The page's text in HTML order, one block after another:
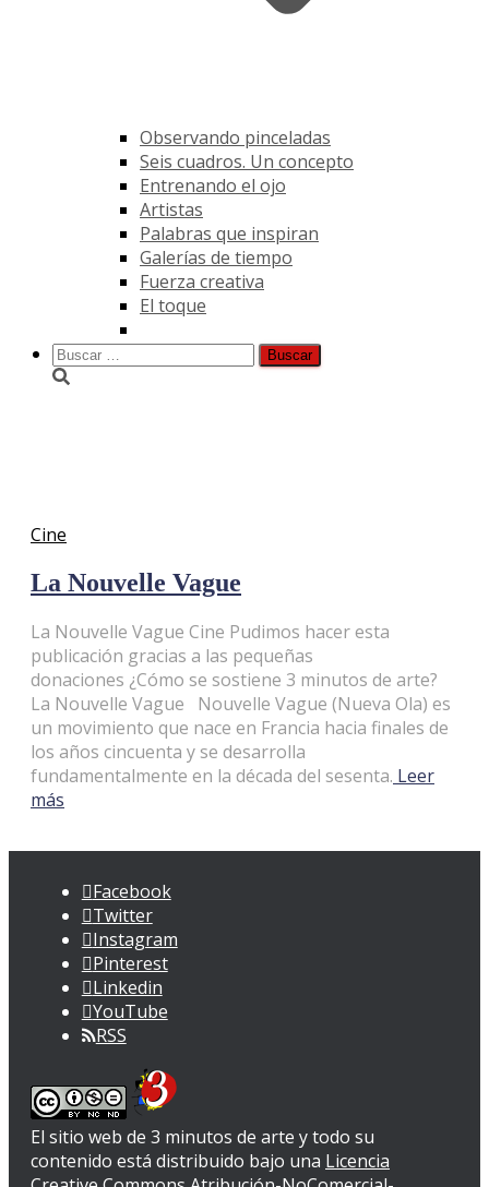
Observando pinceladas
Seis cuadros. Un concepto
Entrenando el ojo
Artistas
Palabras que inspiran
Galerías de tiempo
Fuerza creativa
El toque
Buscar:
Cine
La Nouvelle Vague
La Nouvelle Vague Cine Pudimos hacer esta
publicación gracias a las pequeñas
donaciones ¿Cómo se sostiene 3 minutos de arte?
La Nouvelle Vague Nouvelle Vague (Nueva Ola) es
un movimiento que nace en Francia hacia finales de
los años cincuenta y se desarrolla
fundamentalmente en la década del sesenta. Leer
más
Facebook
Twitter
Instagram
Pinterest
Linkedin
YouTube
RSS
El sitio web de 3 minutos de arte y todo su
contenido está distribuido bajo una Licencia